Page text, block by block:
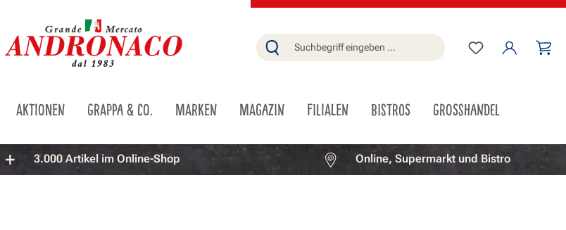
Du hast 0
AKTIONEN GRAPPA & CO. MARKEN MAGAZIN FILIALEN BISTROS GROSSHANDEL
3.000 Artikel im Online-Shop Online, Supermarkt und Bistro